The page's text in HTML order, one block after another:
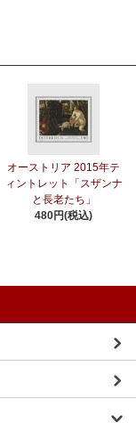
オーストリア 2015年テ
ィントレット「スザンナ
と長老たち」
480円(税込)